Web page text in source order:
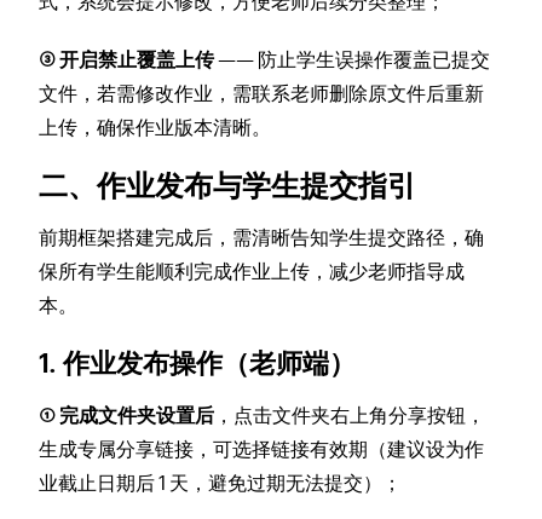
③ 开启禁止覆盖上传—— 防止学生误操作覆盖已提交
文件，若需修改作业，需联系老师删除原文件后重新
上传，确保作业版本清晰。
二、作业发布与学生提交指引
前期框架搭建完成后，需清晰告知学生提交路径，确
保所有学生能顺利完成作业上传，减少老师指导成
本。
1. 作业发布操作（老师端）
① 完成文件夹设置后 ，点击文件夹右上角分享按钮，
生成专属分享链接，可选择链接有效期（建议设为作
业截止日期后 1 天，避免过期无法提交）；